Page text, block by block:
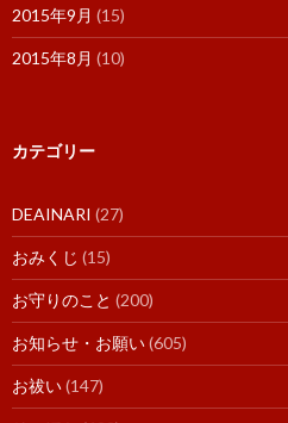
2015年9月 (15)
2015年8月 (10)
カテゴリー
DEAINARI (27)
おみくじ (15)
お守りのこと (200)
お知らせ・お願い(605)
お祓い(147)